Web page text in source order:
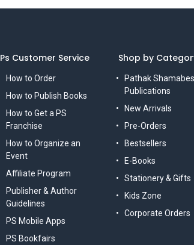
Ps Customer Service
How to Order
How to Publish Books
How to Get a PS
Franchise
How to Organize an
Event
Affiliate Program
Publisher & Author
Guidelines
PS Mobile Apps
PS Bookfairs
Shop by
Pathak
Publications
New Arrivals
Pre-Orders
Bestsellers
E-Books
Stationery & Gifts
Kids Zone
Corporate Orders